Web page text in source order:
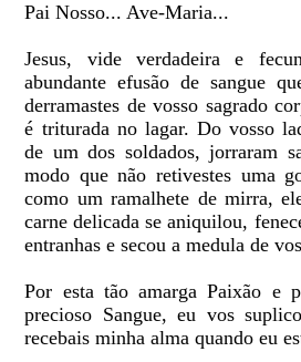
Pai Nosso... Ave-Maria...
Jesus, vide verdadeira e
abundante efusão de sangue
derramastes de vosso sagrado
é triturada no lagar. Do vosso
de um dos soldados, jorraram
modo que não retivestes uma
como um ramalhete de mirra,
carne delicada se aniquilou,
entranhas e secou a medula de
Por esta tão amarga Paixão e
precioso Sangue, eu vos
recebais minha alma quando eu